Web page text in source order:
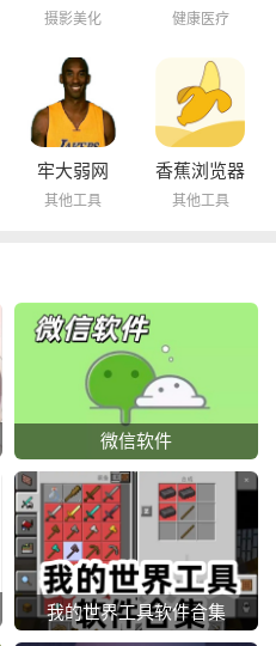
摄影美化 健康医疗
牢大弱网
其他工具
香蕉浏览器
其他工具
微信软件
我的世界工具软件合集